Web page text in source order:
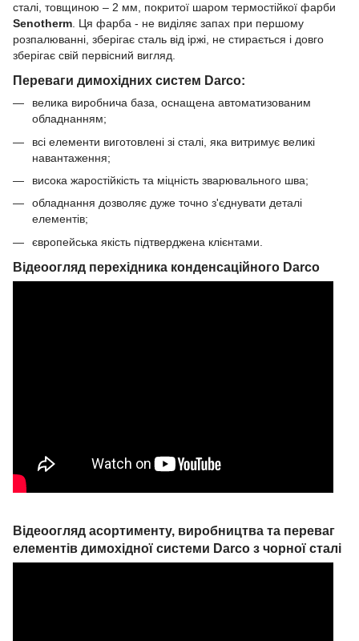
сталі, товщиною – 2 мм, покритої шаром термостійкої фарби
Senotherm. Ця фарба - не виділяє запах при першому
розпалюванні, зберігає сталь від іржі, не стирається і довго
зберігає свій первісний вигляд.
Переваги димохідних систем Darco:
велика виробнича база, оснащена автоматизованим
обладнанням;
всі елементи виготовлені зі сталі, яка витримує великі
навантаження;
висока жаростійкість та міцність зварювального шва;
обладнання дозволяє дуже точно з'єднувати деталі
елементів;
європейська якість підтверджена клієнтами.
Відеоогляд перехідника конденсаційного Darco
Відеоогляд асортименту, виробництва та переваг
елементів димохідної системи Darco з чорної сталі